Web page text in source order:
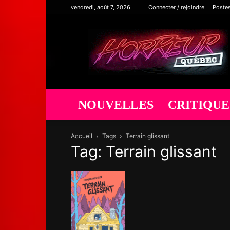
vendredi, août 7, 2026 Connecter / rejoindre
Horreur
Québec
NOUVELLES
Accueil Tags Terrain glissant
Tag: Terrain glissant